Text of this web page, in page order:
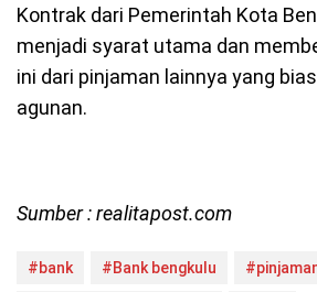
Kontrak dari Pemerintah Kota
menjadi syarat utama dan
ini dari pinjaman lainnya yang
agunan.
Sumber : realitapost.com
#bank #Bank bengkulu